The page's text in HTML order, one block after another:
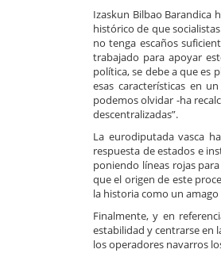
Izaskun Bilbao Barandica
histórico de que
no tenga escaños
trabajado para apoyar
política, se debe a que es
esas características en
podemos olvidar -ha
descentralizadas”.
La eurodiputada vasca
respuesta de estados e
poniendo líneas rojas
que el origen de este
la historia como un
Finalmente, y en
estabilidad y centrarse en
los operadores navarros